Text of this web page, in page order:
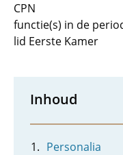
CPN
functie(s) in de
lid Eerste Kamer
Inhoud
Personalia